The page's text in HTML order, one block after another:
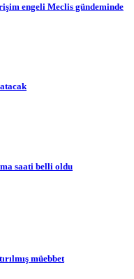
engeli Meclis gündeminde
saati belli oldu
müebbet